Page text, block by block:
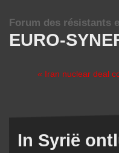
EURO-
Forum des résistants
« Iran nuclear deal
In Syrië